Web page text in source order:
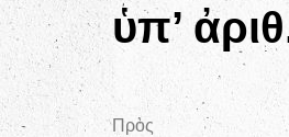
ὑπ’
Ἐν
Πρὸς